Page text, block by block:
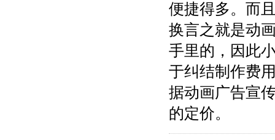
便捷得多。而
换言之就是动
手里的，因此
于纠结制作费
据动画广告宣
的定价。